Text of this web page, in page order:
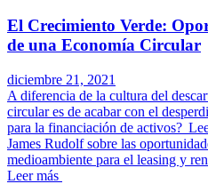
El Crecimiento Verde:
de una Economía Circular
diciembre 21, 2021
A diferencia de la cultura del
circular es de acabar con el
para la financiación de activos?
James Rudolf sobre las
medioambiente para el leasing y
Leer más